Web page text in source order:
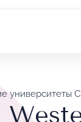
университеты